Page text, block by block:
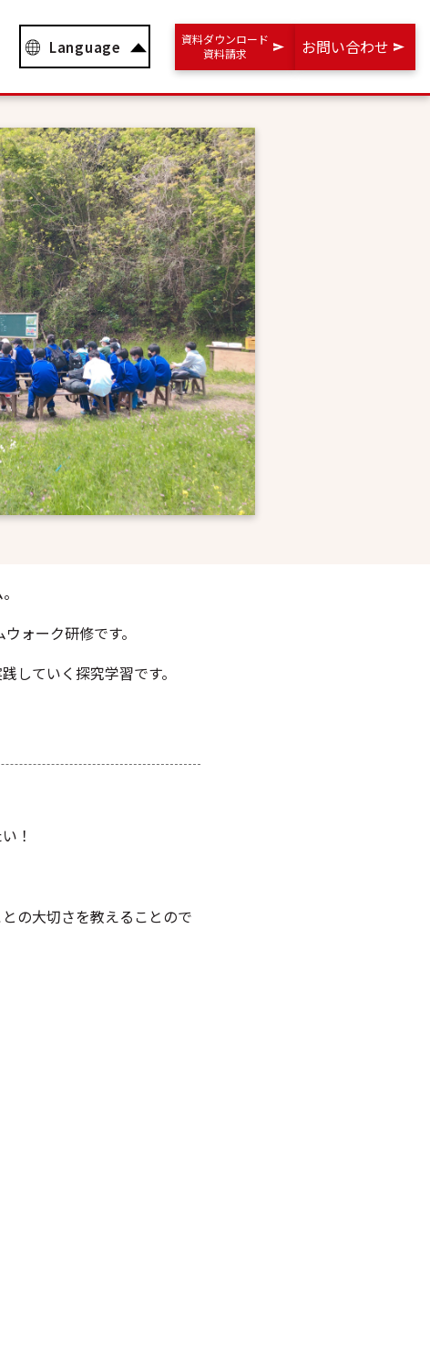
Language
資料ダウンロード
資料請求
お問い合わせ
ォーク研修です。
していく探究学習です。
！
との大切さを教えることので